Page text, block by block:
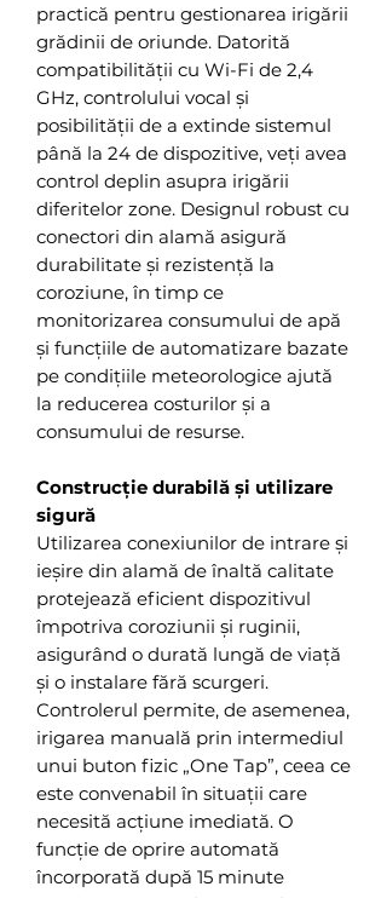
practică pentru gestionarea irigării
grădinii de oriunde. Datorită
compatibilității cu Wi-Fi de 2,4
GHz, controlului vocal și
posibilității de a extinde sistemul
până la 24 de dispozitive, veți avea
control deplin asupra irigării
diferitelor zone. Designul robust cu
conectori din alamă asigură
durabilitate și rezistență la
coroziune, în timp ce
monitorizarea consumului de apă
și funcțiile de automatizare bazate
pe condițiile meteorologice ajută
la reducerea costurilor și a
consumului de resurse.
Construcție durabilă și utilizare
sigură
Utilizarea conexiunilor de intrare și
ieșire din alamă de înaltă calitate
protejează eficient dispozitivul
împotriva coroziunii și ruginii,
asigurând o durată lungă de viață
și o instalare fără scurgeri.
Controlerul permite, de asemenea,
irigarea manuală prin intermediul
unui buton fizic „One Tap”, ceea ce
este convenabil în situații care
necesită acțiune imediată. O
funcție de oprire automată
încorporată după 15 minute